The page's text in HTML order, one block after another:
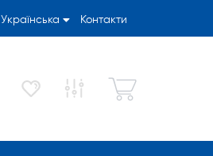
Українська Контакти